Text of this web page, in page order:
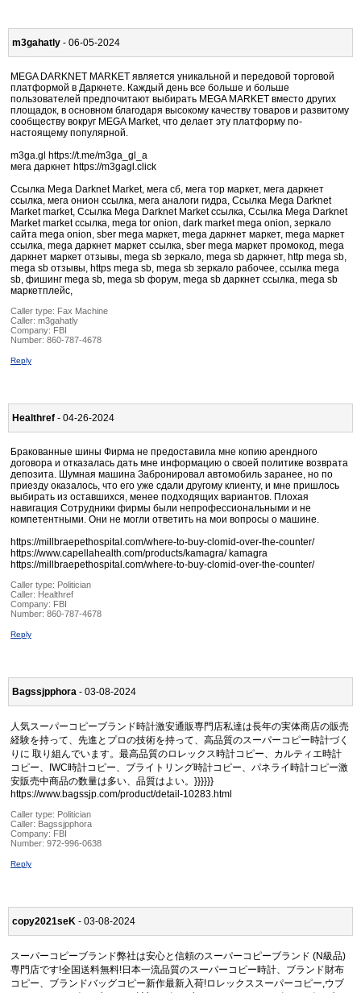
m3gahatly - 06-05-2024
MEGA DARKNET MARKET является уникальной и передовой торговой
платформой в Даркнете. Каждый день все больше и больше
пользователей предпочитают выбирать MEGA MARKET вместо других
площадок, в основном благодаря высокому качеству товаров и развитому
сообществу вокруг MEGA Market, что делает эту платформу по-
настоящему популярной.
m3ga.gl https://t.me/m3ga_gl_a
мега даркнет https://m3gagl.click
Ссылка Mega Darknet Market, мега сб, мега тор маркет, мега даркнет
ссылка, мега онион ссылка, мега аналоги гидра, Ссылка Mega Darknet
Market market, Ссылка Mega Darknet Market ссылка, Ссылка Mega Darknet
Market market ссылка, mega tor onion, dark market mega onion, зеркало
сайта mega onion, sber mega маркет, mega даркнет маркет, mega маркет
ссылка, mega даркнет маркет ссылка, sber mega маркет промокод, mega
даркнет маркет отзывы, mega sb зеркало, mega sb даркнет, http mega sb,
mega sb отзывы, https mega sb, mega sb зеркало рабочее, ссылка mega
sb, фишинг mega sb, mega sb форум, mega sb даркнет ссылка, mega sb
маркетплейс,
Caller type: Fax Machine
Caller: m3gahatly
Company: FBI
Number: 860-787-4678
Reply
Healthref - 04-26-2024
Бракованные шины Фирма не предоставила мне копию арендного
договора и отказалась дать мне информацию о своей политике возврата
депозита. Шумная машина Забронировал автомобиль заранее, но по
приезду оказалось, что его уже сдали другому клиенту, и мне пришлось
выбирать из оставшихся, менее подходящих вариантов. Плохая
навигация Сотрудники фирмы были непрофессиональными и не
компетентными. Они не могли ответить на мои вопросы о машине.
https://millbraepethospital.com/where-to-buy-clomid-over-the-counter/
https://www.capellahealth.com/products/kamagra/ kamagra
https://millbraepethospital.com/where-to-buy-clomid-over-the-counter/
Caller type: Politician
Caller: Healthref
Company: FBI
Number: 860-787-4678
Reply
Bagssjpphora - 03-08-2024
人気スーパーコピーブランド時計激安通販専門店私達は長年の実体商店の販売
経験を持って、先進とプロの技術を持って、高品質のスーパーコピー時計づく
りに 取り組んでいます。最高品質のロレックス時計コピー、カルティエ時計
コピー、IWC時計コピー、ブライトリング時計コピー、パネライ時計コピー激
安販売中商品の数量は多い、品質はよい。}}}}}}
https://www.bagssjp.com/product/detail-10283.html
Caller type: Politician
Caller: Bagssjpphora
Company: FBI
Number: 972-996-0638
Reply
copy2021seK - 03-08-2024
スーパーコピーブランド弊社は安心と信頼のスーパーコピーブランド (N級品)
専門店です!全国送料無料!日本一流品質のスーパーコピー時計、ブランド財布
コピー、ブランドバッグコピー新作最新入荷!ロレックススーパーコピー,ウブ